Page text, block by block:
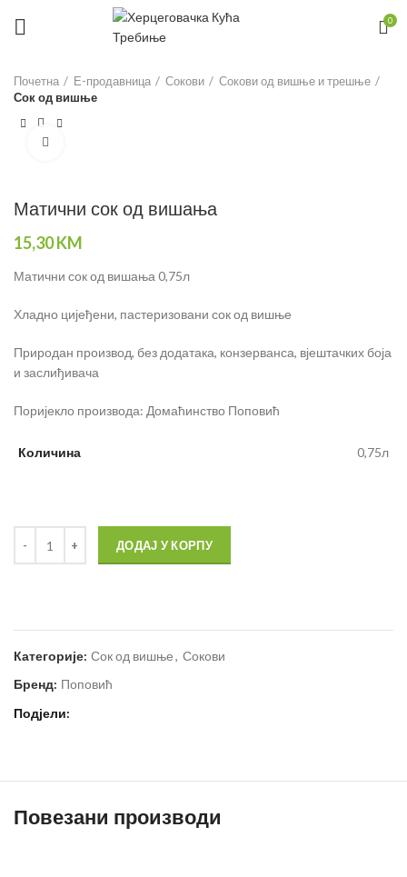
0
Почетна Е-продавница Сокови
Сокови од вишње и трешње
Сок од вишње
Матични сок од вишања
15,30KM
Матични сок од вишања 0,75л
Хладно цијеђени, пастеризовани сок од вишње
Природан производ, без додатака, конзерванса, вјештачких боја
и заслиђивача
Поријекло производа: Домаћинство Поповић
Количина 0,75л
ДОДАЈ У КОРПУ
Категорије: Сок од вишње, Сокови
Бренд: Поповић
Подјели
Повезани производи